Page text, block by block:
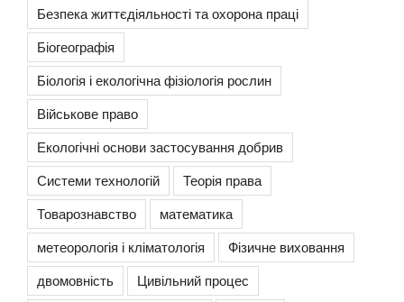
Безпека життєдіяльності та охорона праці
Біогеографія
Біологія і екологічна фізіологія рослин
Військове право
Екологічні основи застосування добрив
Системи технологій
Теорія права
Товарознавство
математика
метеорологія і кліматологія
Фізичне виховання
двомовність
Цивільний процес